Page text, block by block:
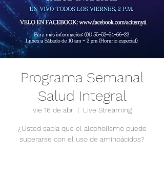
Programa Semanal
Salud Integral
vie 16 de abr
  |
Live Streaming
¿Usted sabía que el alcoholismo puede